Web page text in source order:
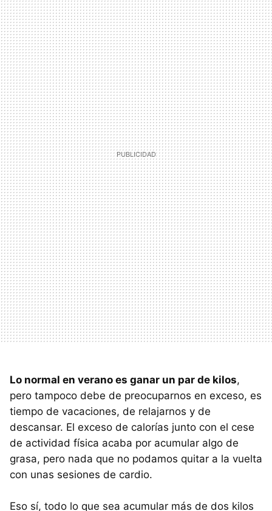
Lo normal en verano es ganar un par de kilos,
pero tampoco debe de preocuparnos en exceso, es
tiempo de vacaciones, de relajarnos y de
descansar. El exceso de calorías junto con el cese
de actividad física acaba por acumular algo de
grasa, pero nada que no podamos quitar a la vuelta
con unas sesiones de cardio.
Eso sí, todo lo que sea acumular más de dos kilos